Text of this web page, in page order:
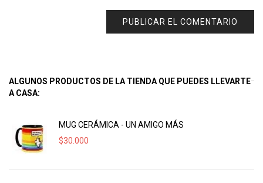
ALGUNOS PRODUCTOS DE LA TIENDA QUE PUEDES LLEVARTE
A CASA:
MUG CERÁMICA - UN AMIGO MÁS
$30.000